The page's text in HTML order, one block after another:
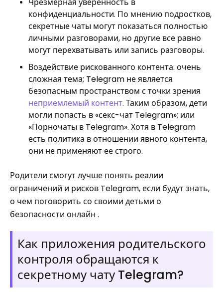
конфиденциальности. По мнению подростков,
секретные чаты могут показаться полностью
личными разговорами, но другие все равно
могут перехватывать или запись разговоры.
Воздействие рискованного контента: очень
сложная тема; Telegram не является
безопасным пространством с точки зрения
неприемлемый контент. Таким образом, дети
могли попасть в «секс-чат Telegram»; или
«Порночаты в Telegram». Хотя в Telegram
есть политика в отношении явного контента,
они не применяют ее строго.
Родители смогут лучше понять реалии
ограничений и рисков Telegram, если будут знать,
о чем поговорить со своими детьми о
безопасности онлайн .
Как приложения родительского
контроля обращаются к
секретному чату Telegram?